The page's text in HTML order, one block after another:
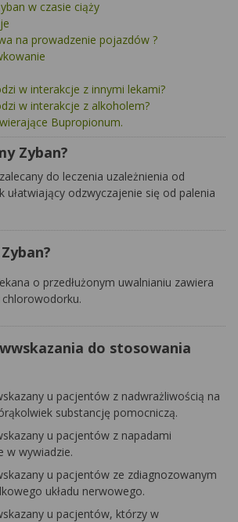
w czasie ciąży
na prowadzenie pojazdów ?
w interakcje z innymi lekami?
w interakcje z alkoholem?
Bupropionum.
Zyban?
do leczenia uzależnienia od
ułatwiający odzwyczajenie się od palenia
o przedłużonym uwalnianiu zawiera
do stosowania
u pacjentów z nadwrażliwością na
substancję pomocniczą.
u pacjentów z napadami
w wywiadzie.
u pacjentów ze zdiagnozowanym
układu nerwowego.
u pacjentów, którzy w